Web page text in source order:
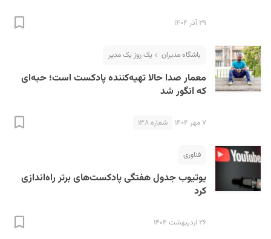
۲۹ آذر ۱۴۰۴
باشگاه مدیران یک روز یک مدیر
معمار صدا حالا تهیه‌کننده پادکست است؛ حبه‌ای
که انگور شد
۷ مهر ۱۴۰۴ شماره ۱۳۸
فناوری
یوتیوب جدول هفتگی پادکست‌های برتر راه‌اندازی
کرد
۲۶ اردیبهشت ۱۴۰۴